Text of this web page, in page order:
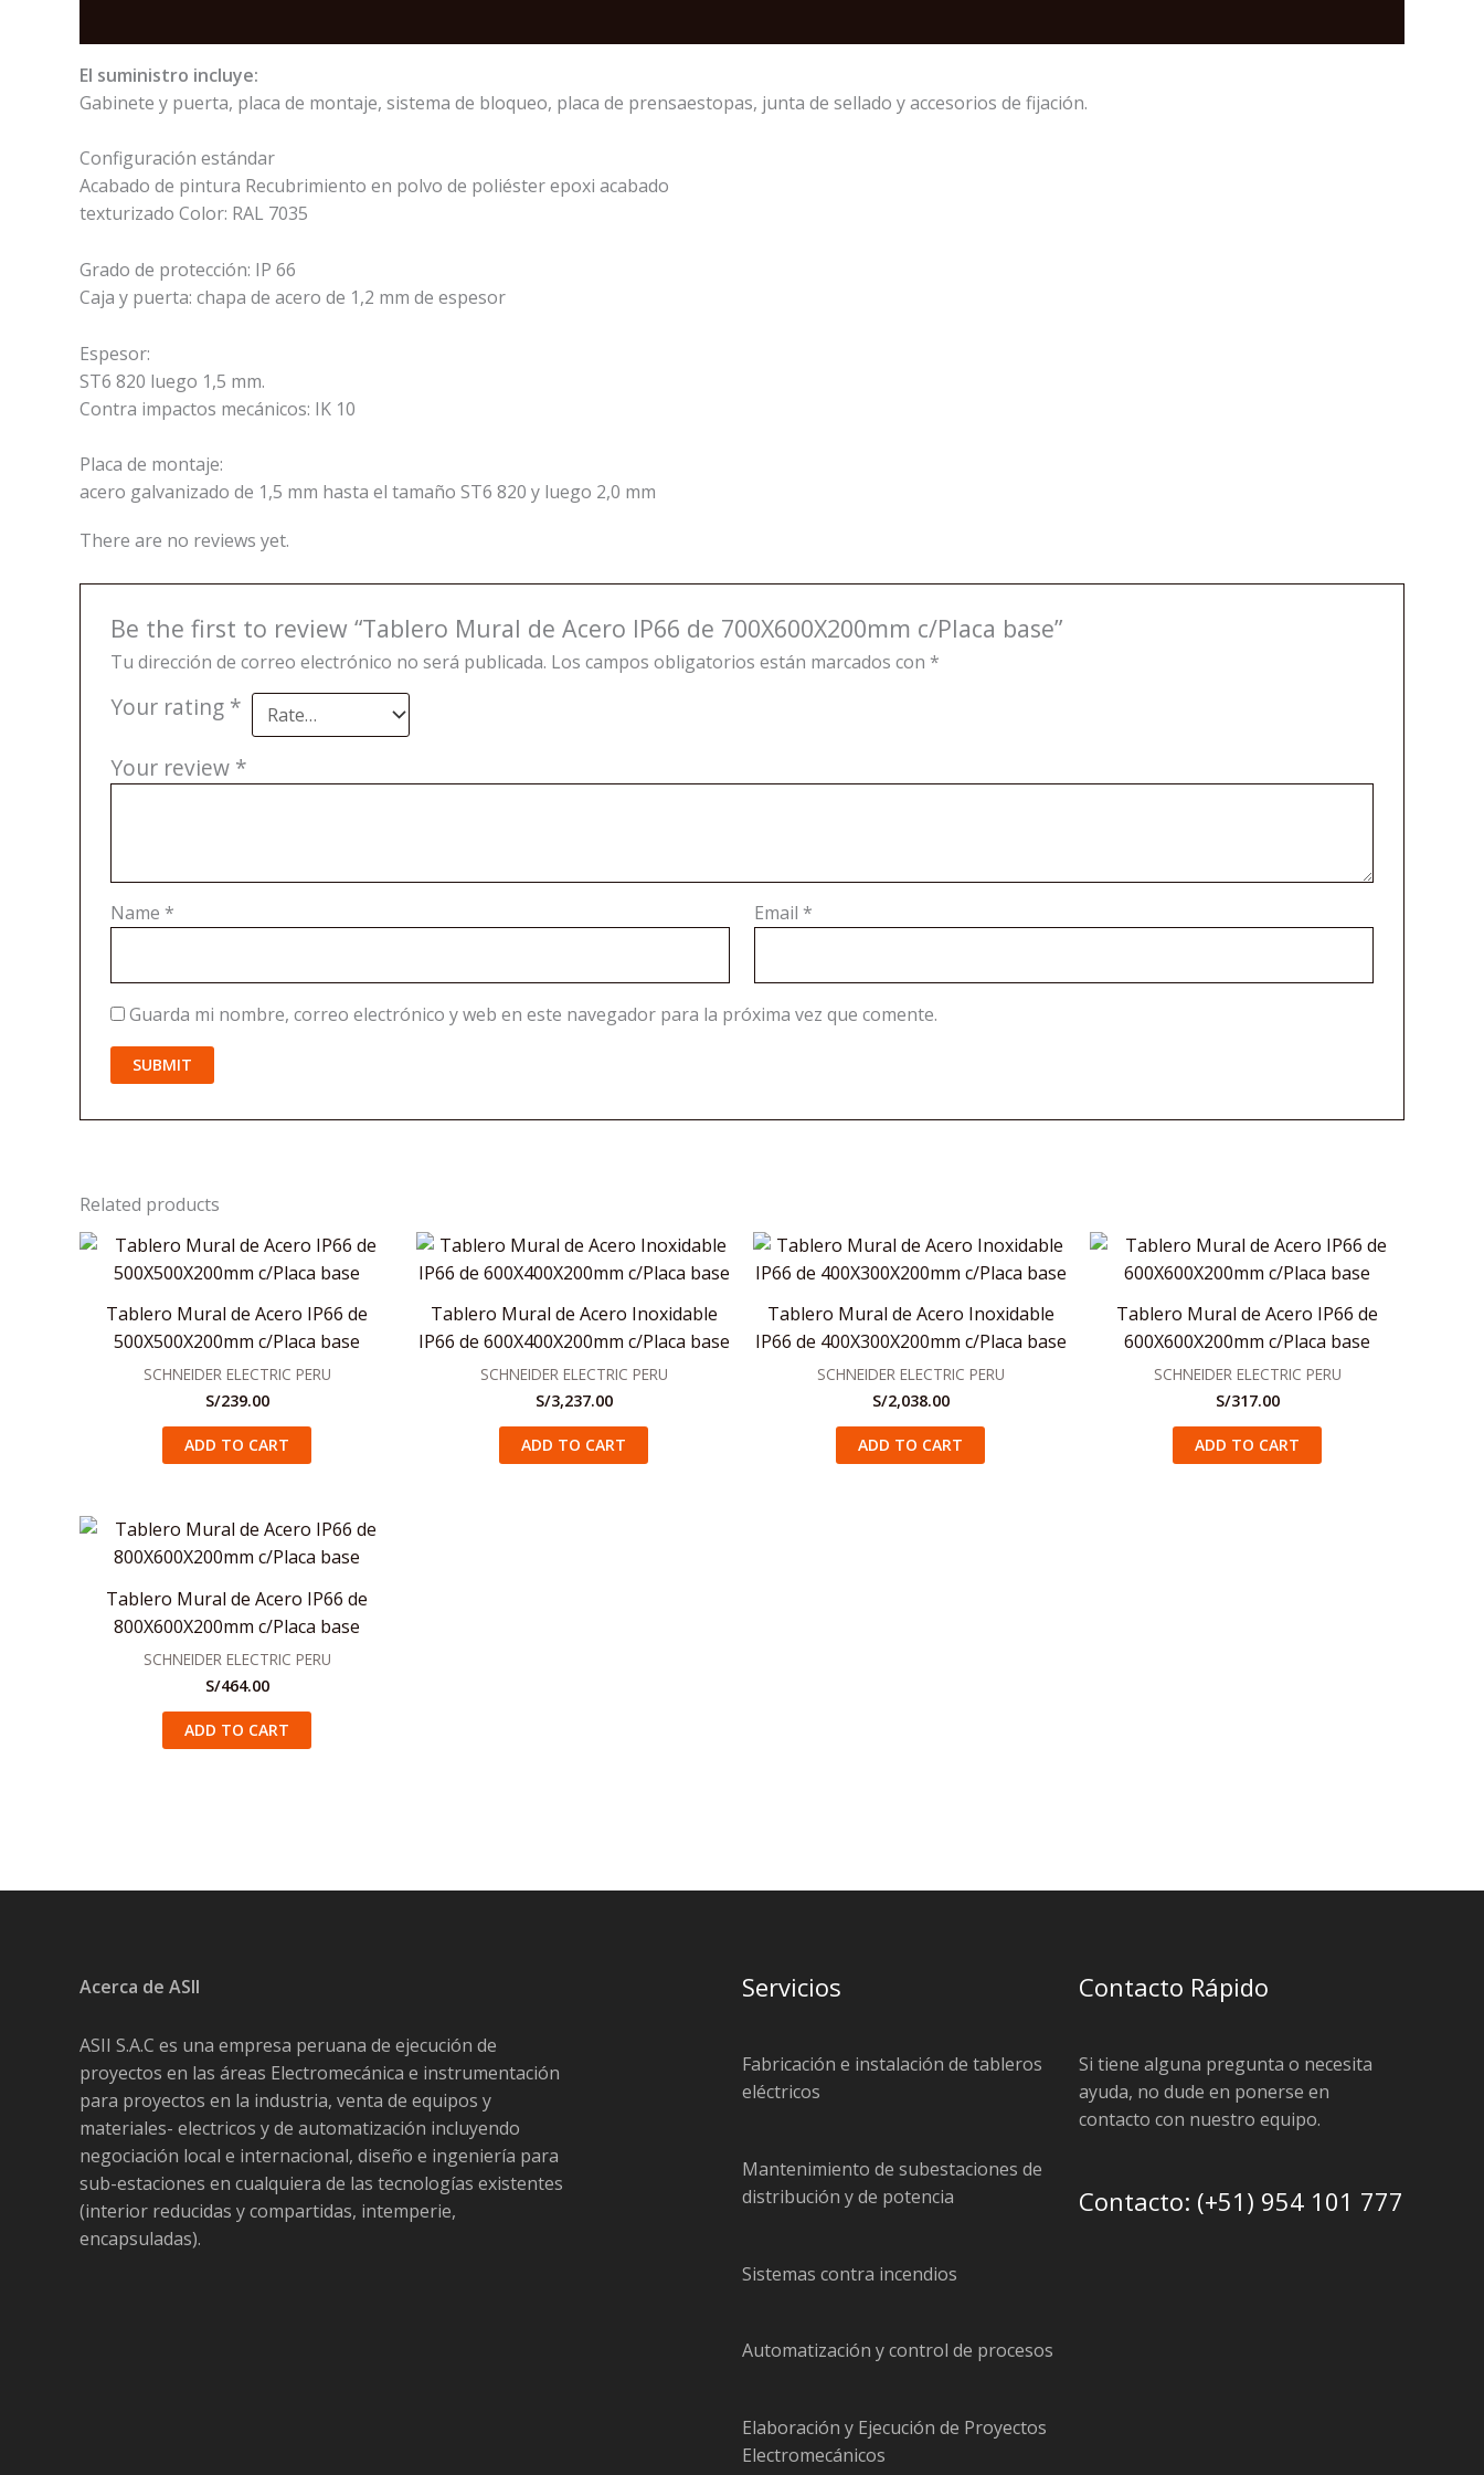
700X600X200mm
base
El suministro incluye:
Gabinete y puerta, placa de montaje, sistema de bloqueo, placa de prensaestopas, junta de sellado y accesorios de fijación.
Configuración estándar
Acabado de pintura Recubrimiento en polvo de poliéster epoxi acabado
texturizado Color: RAL 7035
Grado de protección: IP 66
Caja y puerta: chapa de acero de 1,2 mm de espesor
Espesor:
ST6 820 luego 1,5 mm.
Contra impactos mecánicos: IK 10
Placa de montaje:
acero galvanizado de 1,5 mm hasta el tamaño ST6 820 y luego 2,0 mm
There are no reviews yet.
Be the first to review “Tablero Mural de Acero IP66 de 700X600X200mm c/Placa base”
Tu dirección de correo electrónico no será publicada. Los campos obligatorios están marcados con *
Your rating *
Your review *
Name * Email *
Guarda mi nombre, correo electrónico y web en este navegador para la próxima vez que comente.
Related products
Tablero Mural de Acero IP66 de
500X500X200mm c/Placa base
SCHNEIDER ELECTRIC PERU
S/239.00
ADD TO CART
Tablero Mural de Acero Inoxidable
IP66 de 600X400X200mm c/Placa base
SCHNEIDER ELECTRIC PERU
S/3,237.00
ADD TO CART
Tablero Mural de Acero Inoxidable
IP66 de 400X300X200mm c/Placa base
SCHNEIDER ELECTRIC PERU
S/2,038.00
ADD TO CART
Tablero Mural de Acero IP66 de
600X600X200mm c/Placa base
SCHNEIDER ELECTRIC PERU
S/317.00
ADD TO CART
Tablero Mural de Acero IP66 de
800X600X200mm c/Placa base
SCHNEIDER ELECTRIC PERU
S/464.00
ADD TO CART
Acerca de ASII
ASII S.A.C es una empresa peruana de ejecución de
proyectos en las áreas Electromecánica e instrumentación
para proyectos en la industria, venta de equipos y
materiales- electricos y de automatización incluyendo
negociación local e internacional, diseño e ingeniería para
sub-estaciones en cualquiera de las tecnologías existentes
(interior reducidas y compartidas, intemperie,
encapsuladas).
Servicios
Fabricación e instalación de tableros
eléctricos
Mantenimiento de subestaciones de
distribución y de potencia
Sistemas contra incendios
Automatización y control de procesos
Elaboración y Ejecución de Proyectos
Electromecánicos
Contacto Rápido
Si tiene alguna pregunta o necesita
ayuda, no dude en ponerse en
contacto con nuestro equipo.
Contacto: (+51) 954 101 777